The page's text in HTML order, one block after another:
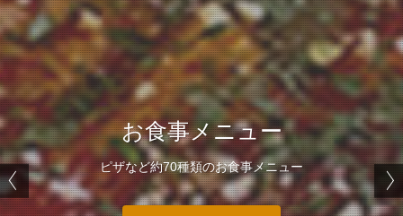
お店の雰囲気
木造りの内装の店内は、テーブル席が約62席！
お食事メニュー
ピザなど約70種類のお食事メニュー
ドリンクメニュー
自家醸造ビールなど約250種類のドリンク